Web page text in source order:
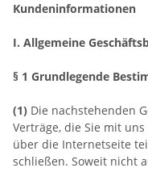
Kundeninformationen
I. Allgemeine
§ 1 Grundlegende
(1) Die nachstehenden
Verträge, die Sie mit
über die Internetseite
schließen. Soweit nicht